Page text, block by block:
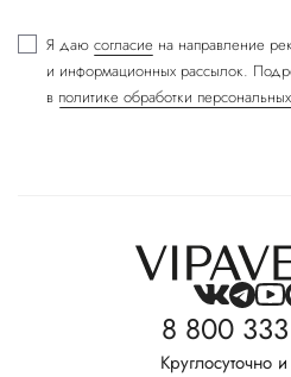
Я даю согласие на направление
и информационных рассылок.
в политике обработки
8 800
Круглосуточно